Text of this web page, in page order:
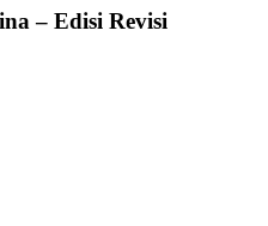
– Edisi Revisi